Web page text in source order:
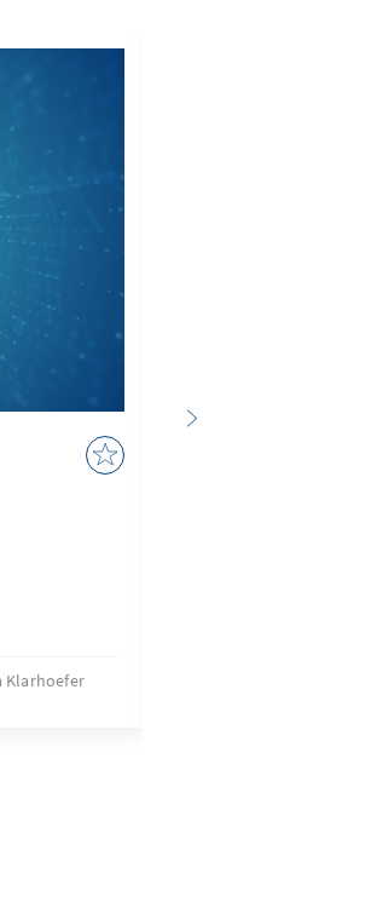
Klarhoefer